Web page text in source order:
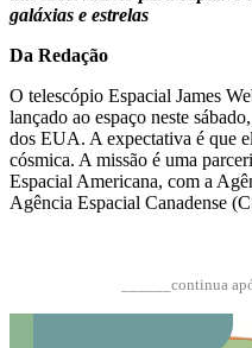
galáxias e estrelas
Da Redação
O telescópio Espacial James
lançado ao espaço neste
dos EUA. A expectativa é que
cósmica. A missão é uma
Espacial Americana, com a
Agência Espacial Canadense
______continua